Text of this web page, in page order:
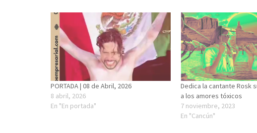
PORTADA | 08 de Abril, 2026
8 abril, 2026
En "En portada"
Dedica la cantante Rosk
a los amores tóxicos
7 noviembre, 2023
En "Cancún"